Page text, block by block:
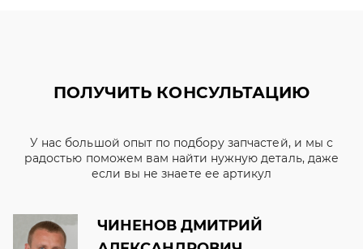
ПОЛУЧИТЬ КОНСУЛЬТАЦИЮ
У нас большой опыт по подбору запчастей, и мы с
радостью поможем вам найти нужную деталь, даже
если вы не знаете ее артикул
ЧИНЕНОВ ДМИТРИЙ